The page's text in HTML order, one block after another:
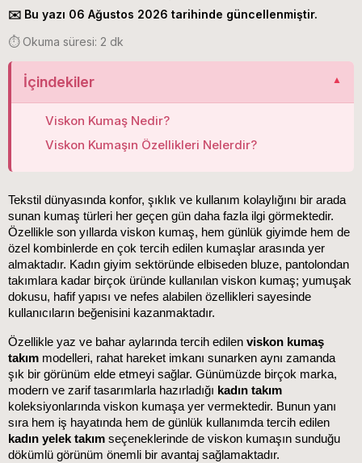
✉️ Bu yazı 06 Ağustos 2026 tarihinde güncellenmiştir.
⏱️ Okuma süresi: 2 dk
İçindekiler
Viskon Kumaş Nedir?
Viskon Kumaşın Özellikleri Nelerdir?
Tekstil dünyasında konfor, şıklık ve kullanım kolaylığını bir arada
sunan kumaş türleri her geçen gün daha fazla ilgi görmektedir.
Özellikle son yıllarda viskon kumaş, hem günlük giyimde hem de
özel kombinlerde en çok tercih edilen kumaşlar arasında yer
almaktadır. Kadın giyim sektöründe elbiseden bluze, pantolondan
takımlara kadar birçok üründe kullanılan viskon kumaş; yumuşak
dokusu, hafif yapısı ve nefes alabilen özellikleri sayesinde
kullanıcıların beğenisini kazanmaktadır.
Özellikle yaz ve bahar aylarında tercih edilen viskon kumaş
takım modelleri, rahat hareket imkanı sunarken aynı zamanda
şık bir görünüm elde etmeyi sağlar. Günümüzde birçok marka,
modern ve zarif tasarımlarla hazırladığı kadın takım
koleksiyonlarında viskon kumaşa yer vermektedir. Bunun yanı
kadın yelek takım seçeneklerinde de viskon kumaşın sunduğu
dökümlü görünüm önemli bir avantaj sağlamaktadır.